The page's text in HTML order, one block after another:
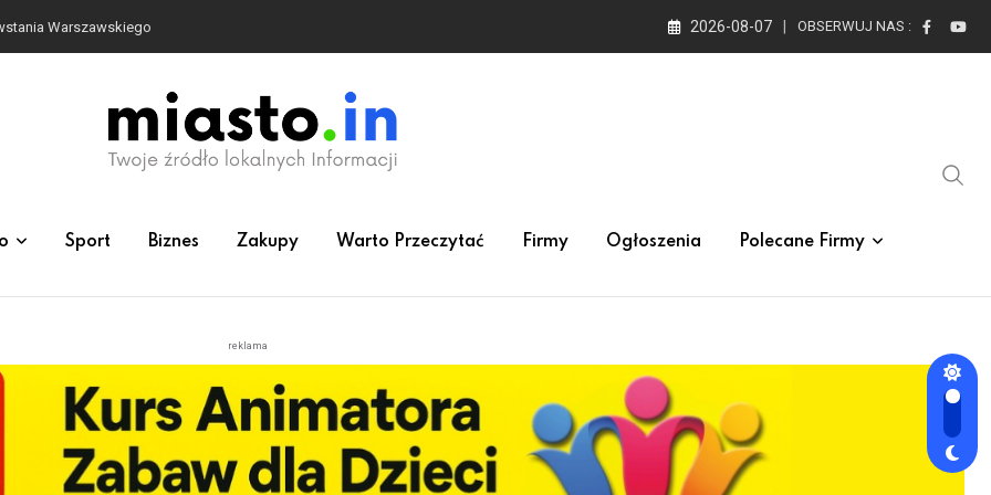
Warszawskiego 2026-08-07 OBSERWUJ NAS :
Sport Biznes Zakupy Warto Przeczytać Firmy Ogłoszenia Polecane Firmy
reklama